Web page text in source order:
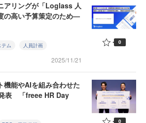
アリングが「Loglass 人
の高い予算策定のため—
ム 人員計画
2025/11/21
0
機能やAIを組み合わせた
表 「freee HR Day
0